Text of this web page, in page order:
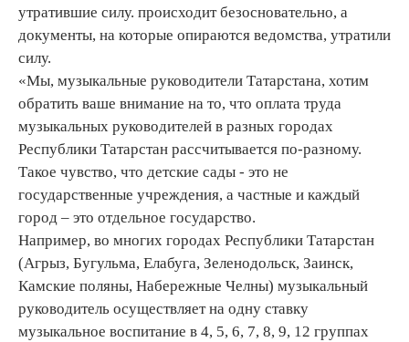
утратившие силу. происходит безосновательно, а
документы, на которые опираются ведомства, утратили
силу.
«Мы, музыкальные руководители Татарстана, хотим
обратить ваше внимание на то, что оплата труда
музыкальных руководителей в разных городах
Республики Татарстан рассчитывается по-разному.
Такое чувство, что детские сады - это не
государственные учреждения, а частные и каждый
город – это отдельное государство.
Например, во многих городах Республики Татарстан
(Агрыз, Бугульма, Елабуга, Зеленодольск, Заинск,
Камские поляны, Набережные Челны) музыкальный
руководитель осуществляет на одну ставку
музыкальное воспитание в 4, 5, 6, 7, 8, 9, 12 группах